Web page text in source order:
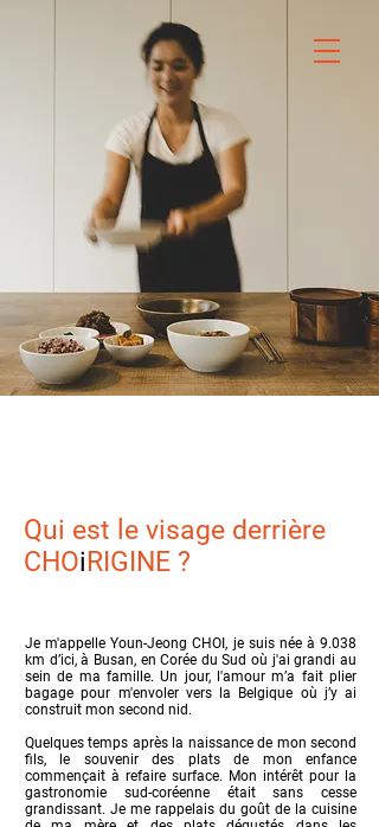
Qui est le visage derrière
CHOi RIGINE ?
Je m'appelle Youn-Jeong CHOI, je suis née à 9.038
km d’ici, à Busan, en Corée du Sud où j'ai grandi au
sein de ma famille. Un jour, l'amour m’a fait plier
bagage pour m'envoler vers la Belgique où j’y ai
construit mon second nid.
Quelques temps après la naissance de mon second
fils, le souvenir des plats de mon enfance
commençait à refaire surface. Mon intérêt pour la
gastronomie sud-coréenne était sans cesse
grandissant. Je me rappelais du goût de la cuisine